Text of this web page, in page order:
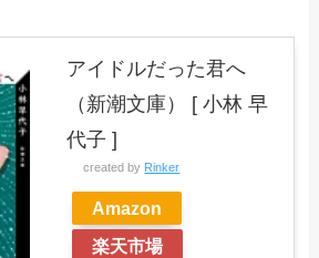
アイドルだった君へ
（新潮文庫） [ 小林 早
代子 ]
created by Rinker
Amazon
楽天市場